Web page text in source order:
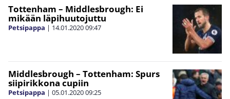
Tottenham – Middlesbrough: Ei
mikään läpihuutojuttu
Petsipappa | 14.01.202009:47
Middlesbrough – Tottenham: Spurs
siipirikkona cupiin
Petsipappa | 05.01.202009:25